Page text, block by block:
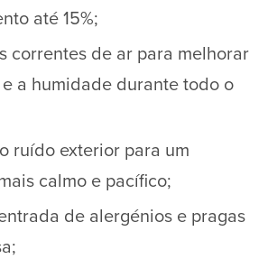
até 15%;
correntes de ar para melhorar
a humidade durante todo o
ruído exterior para um
calmo e pacífico;
de alergénios e pragas